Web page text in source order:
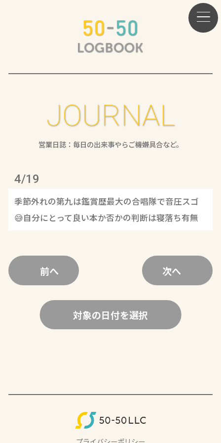
JOURNAL
営業日誌：毎日の出来事やらご機嫌具合など。
4/19
季節外れの第九は鑑賞歴最大の合唱隊で音圧スゴ
😅自分にとって良い本か否かの判断は寝落ち有無
前へ 次へ
対象の日付を選択